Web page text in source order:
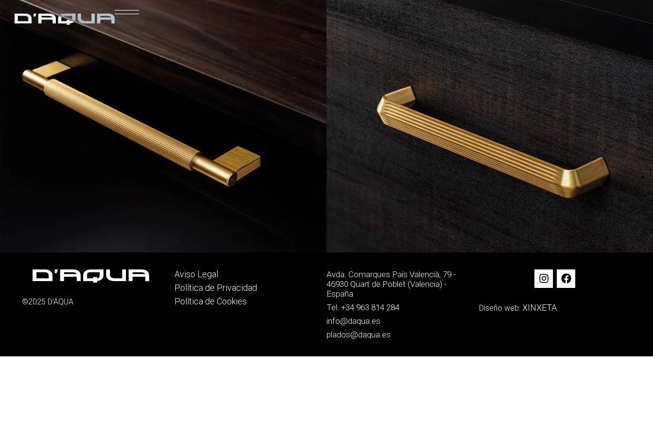
©2025 D’AQUA
Aviso Legal
Política de Privacidad
Política de Cookies
Avda. Comarques País Valencià, 79 -
46930 Quart de Poblet (Valencia) -
España
Tel. +34 963 814 284
info@daqua.es
plados@daqua.es
Diseño web: XINXETA